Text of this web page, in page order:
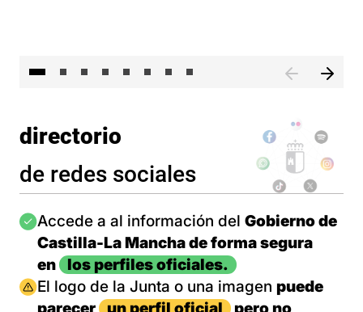
directorio
de redes sociales
Imagen
Accede a al información del Gobierno de
Castilla-La Mancha de forma segura
en
los perfiles oficiales.
Imagen
El logo de la Junta o una imagen puede